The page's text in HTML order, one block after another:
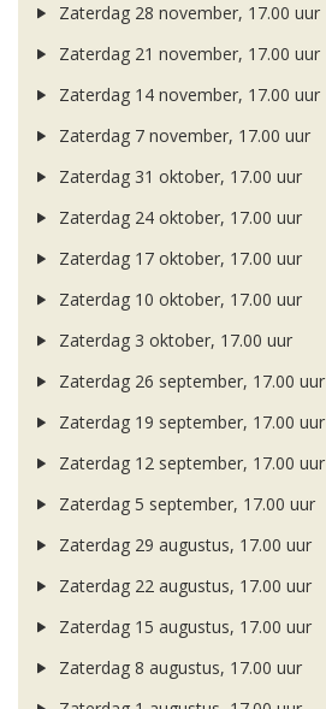
Zaterdag 28 november, 17.00 uur
Zaterdag 21 november, 17.00 uur
Zaterdag 14 november, 17.00 uur
Zaterdag 7 november, 17.00 uur
Zaterdag 31 oktober, 17.00 uur
Zaterdag 24 oktober, 17.00 uur
Zaterdag 17 oktober, 17.00 uur
Zaterdag 10 oktober, 17.00 uur
Zaterdag 3 oktober, 17.00 uur
Zaterdag 26 september, 17.00 uur
Zaterdag 19 september, 17.00 uur
Zaterdag 12 september, 17.00 uur
Zaterdag 5 september, 17.00 uur
Zaterdag 29 augustus, 17.00 uur
Zaterdag 22 augustus, 17.00 uur
Zaterdag 15 augustus, 17.00 uur
Zaterdag 8 augustus, 17.00 uur